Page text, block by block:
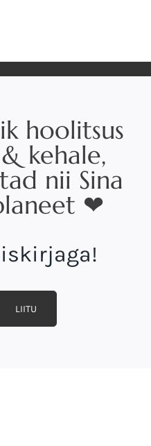
hoolitsus
kehale,
nii Sina
❤
LIITU